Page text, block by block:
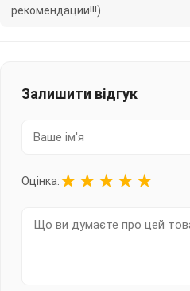
рекомендации!!!)
Залишити відгук
Оцінка:★ ★ ★ ★ ★